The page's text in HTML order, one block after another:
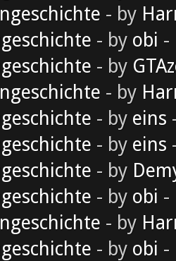
- by
- by obi -
- by
- by
- by eins
- by eins
- by
- by obi -
- by
- by obi -